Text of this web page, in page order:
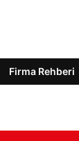
Firma Rehberi